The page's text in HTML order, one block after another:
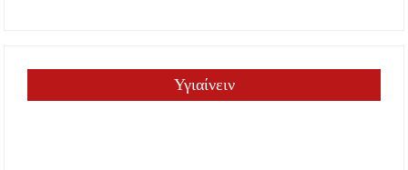
Υγιαίνειν